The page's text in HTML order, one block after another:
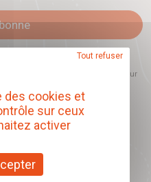
soit mesurée, afin de mieux
moment et reste sans incidence sur
chèques
des cookies et
sur ceux
activer
Tout refuser